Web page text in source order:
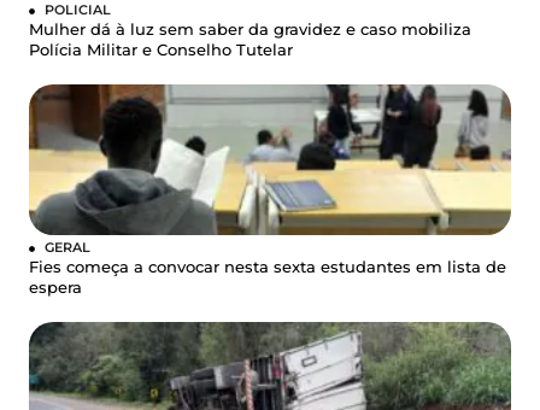
POLICIAL
Mulher dá à luz sem saber da gravidez e caso mobiliza
Polícia Militar e Conselho Tutelar
GERAL
Fies começa a convocar nesta sexta estudantes em lista de
espera